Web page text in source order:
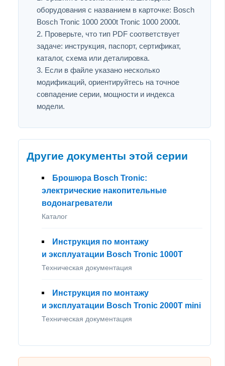
оборудования с названием в карточке: Bosch
Bosch Tronic 1000 2000t Tronic 1000 2000t.
Проверьте, что тип PDF соответствует
задаче: инструкция, паспорт, сертификат,
каталог, схема или деталировка.
Если в файле указано несколько
модификаций, ориентируйтесь на точное
совпадение серии, мощности и индекса
модели.
Другие документы этой серии
Брошюра Bosch Tronic:
электрические накопительные
водонагреватели
Каталог
Инструкция по монтажу
и эксплуатации Bosch Tronic 1000T
Техническая документация
Инструкция по монтажу
и эксплуатации Bosch Tronic 2000T mini
Техническая документация